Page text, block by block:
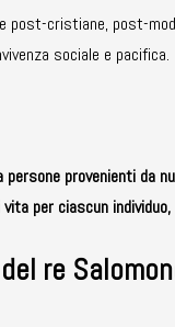
cristiane, post-
sociale e pacifica.
persone provenienti
per ciascun
re